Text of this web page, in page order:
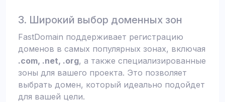
3. Широкий выбор доменных зон
FastDomain поддерживает регистрацию
доменов в самых популярных зонах, включая
.com, .net, .org, а также специализированные
зоны для вашего проекта. Это позволяет
выбрать домен, который идеально подойдет
для вашей цели.